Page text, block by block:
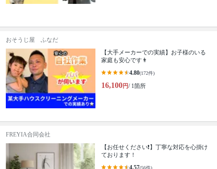
おそうじ屋 ふなだ
【大手メーカーでの実績】お子様のいる
家庭も安心です👨
4.80(172件)
16,100円/ 1箇所
FREYIA合同会社
【お任せください❗️】丁寧な対応を心掛け
ております！